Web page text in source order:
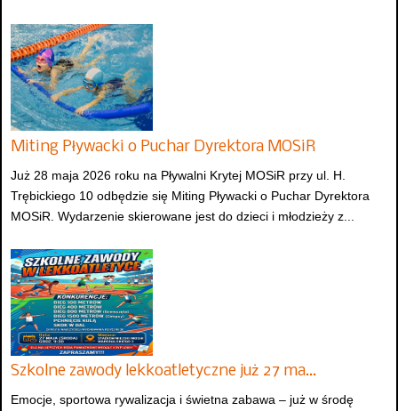
Miting Pływacki o Puchar Dyrektora MOSiR
Już 28 maja 2026 roku na Pływalni Krytej MOSiR przy ul. H.
Trębickiego 10 odbędzie się Miting Pływacki o Puchar Dyrektora
MOSiR. Wydarzenie skierowane jest do dzieci i młodzieży z...
Szkolne zawody lekkoatletyczne już 27 ma…
Emocje, sportowa rywalizacja i świetna zabawa – już w środę